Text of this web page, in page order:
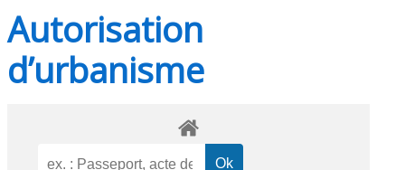
Autorisation
d’urbanisme